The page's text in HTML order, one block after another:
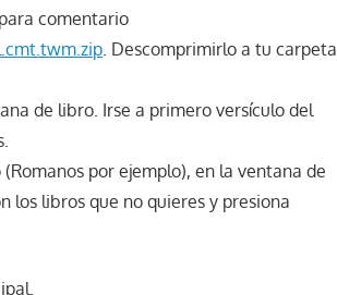
comentario
. Descomprimirlo a tu carpeta
de libro. Irse a primero versículo del
por ejemplo), en la ventana de
los libros que no quieres y presiona